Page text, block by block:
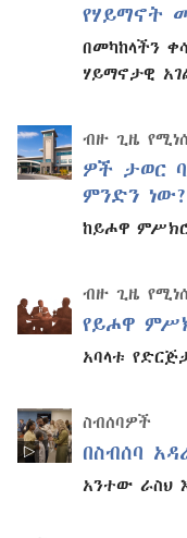
የሃይማኖት
በመካከላችን
ሃይማኖታዊ
ብዙ ጊዜ
ዎች ታወር
ምንድን ነው?
ከይሖዋ
ብዙ ጊዜ
የይሖዋ
አባላቱ
ስብሰባዎች
በስብሰባ
አንተው ራስህ